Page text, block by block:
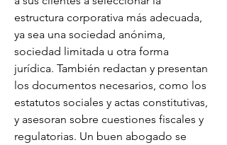
estructura corporativa más adecuada,
ya sea una sociedad anónima,
sociedad limitada u otra forma
jurídica. También redactan y presentan
los documentos necesarios, como los
estatutos sociales y actas constitutivas,
y asesoran sobre cuestiones fiscales y
regulatorias. Un buen abogado se